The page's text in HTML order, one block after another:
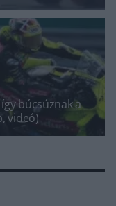
búcsúznak a
videó)